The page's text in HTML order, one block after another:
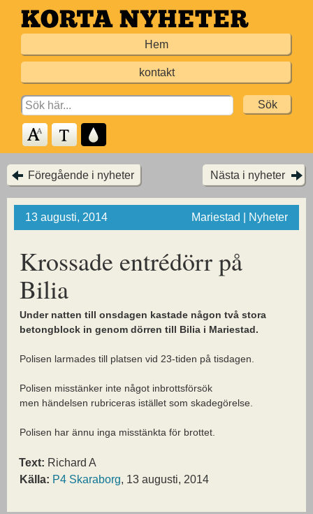
Hoppa
till
Hem
kontakt
Search
for:
Föregående i nyheter Nästa i nyheter
13 augusti, 2014 Mariestad | Nyheter
Krossade entrédörr på
Bilia
Under natten till onsdagen kastade någon två stora
betongblock in genom dörren till Bilia i Mariestad.
Polisen larmades till platsen vid 23-tiden på tisdagen.
Polisen misstänker inte något inbrottsförsök
men händelsen rubriceras istället som skadegörelse.
Polisen har ännu inga misstänkta för brottet.
Text: Richard A
Källa: P4 Skaraborg, 13 augusti, 2014